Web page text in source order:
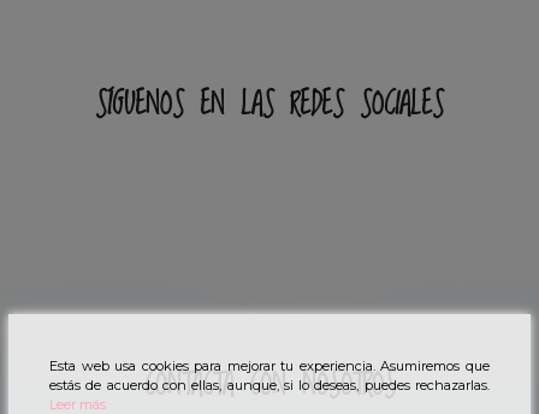
SÍGUENOS EN LAS REDES SOCIALES
CONTACTA CON NOSOTROS
Esta web usa cookies para mejorar tu experiencia. Asumiremos que
estás de acuerdo con ellas, aunque, si lo deseas, puedes rechazarlas.
Leer más